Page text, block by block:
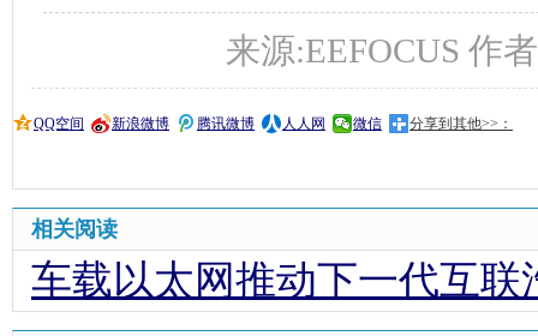
来源:EEFOCUS 作
QQ空间 新浪微博 腾讯微博 人人网 微信 分享到其他>>：
相关阅读
车载以太网推动下一代互联